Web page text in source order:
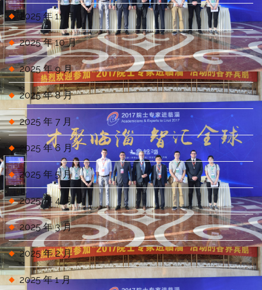
2025 年 11 月
2025 年 10 月
2025 年 9 月
2025 年 8 月
2025 年 7 月
2025 年 6 月
2025 年 5 月
2025 年 4 月
2025 年 3 月
2025 年 2 月
2025 年 1 月